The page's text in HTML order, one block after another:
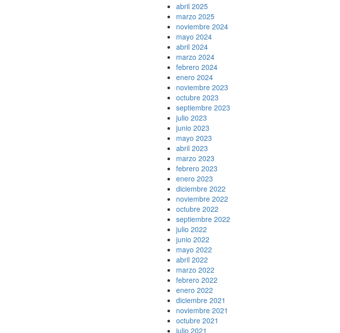
abril 2025
marzo 2025
noviembre 2024
mayo 2024
abril 2024
marzo 2024
febrero 2024
enero 2024
noviembre 2023
octubre 2023
septiembre 2023
julio 2023
junio 2023
mayo 2023
abril 2023
marzo 2023
febrero 2023
enero 2023
diciembre 2022
noviembre 2022
octubre 2022
septiembre 2022
julio 2022
junio 2022
mayo 2022
abril 2022
marzo 2022
febrero 2022
enero 2022
diciembre 2021
noviembre 2021
octubre 2021
julio 2021